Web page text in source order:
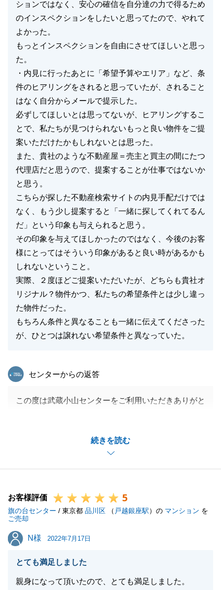
ションではなく、安心の確信を自分達の力で得るため
のインスペクションをしたいと思ってたので、やれて
よかった。
もっとインスペクションを自由にさせてほしいと思っ
た。
・内見に行ったあとに「希望予算やエリア」など、条
件のヒアリングをされると思っていたが、されること
はなく自分からメールで提示した。
必ずしてほしいとは思ってないが、ヒアリングするこ
とで、私たちが見つけられないもっと良い物件をご提
案いただけたかもしれないとは思った。
また、貴社のような不動産屋＝売主と買主の間にたつ
代理店だと思うので、提案することが仕事ではないか
と思う。
こちらが探した不動産検索サイトの内見手配だけでは
なく、もう少し提案すると「一緒に探してくれてるん
だ」という印象も与えられると思う。
その印象を与えてほしかったのではなく、今後のお客
様にとってはそういう印象があると良い時があるかも
しれないということ。
実際、２度ほどご提案いただいたが、どちらも貴社オ
リジナル？物件かつ、私たちの希望条件とは少し違っ
た物件だった。
もちろん条件と異なることも一緒に伝えてくださった
が、ひとつは譲れない希望条件と異なっていた。
続きを読む
東急リバブル
センターからの返答
この度は武蔵小山センターをご利用いただきありがと
ご指摘して頂いた点を意識し、自分自身の今後の営業
活動に活かしてまいりたいと思います。
また何かお手伝いできることがございましたら、お声
引き続きよろしくお願いいたします。
お客様評価 5
旗の台センター / 東京都 品川区 （ 戸越銀座駅）の マンション を
ご売却
N様
N様 2022年7月17日
とても満足しました
親身になって頂いたので、とても満足しました。